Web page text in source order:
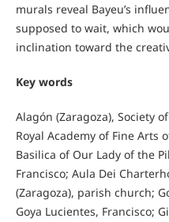
murals reveal Bayeu’s
supposed to wait, which
inclination toward the
Key words
Alagón (Zaragoza), Society
Royal Academy of Fine Arts
Basilica of Our Lady of the
Francisco; Aula Dei
(Zaragoza), parish church;
Goya Lucientes, Francisco;